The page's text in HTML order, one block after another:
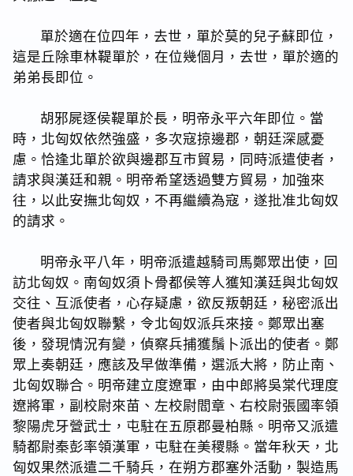
單於適在位四年，去世，單於莫的兒子蘇即位，
這是丘除車林鞮單於，在位幾個月，去世，單於適的
弟弟長即位。
胡邪屍逐侯鞮單於長，明帝永平六年即位。當
時，北匈奴依然強盛，多次寇掠邊郡，朝廷深感憂
慮。恰逢北單於欲與邊郡互市貿易，同時派遣使者，
請求與漢廷和親。明帝希望透過雙方貿易，加強來
往，以此安撫北匈奴，不再繼續為寇，遂批准北匈奴
的請求。
明帝永平八年，明帝派遣越騎司馬鄭眾出使，回
訪北匈奴。南匈奴須卜骨都侯等人獲知漢廷與北匈奴
交往、互派使者，心存疑慮，欲反叛朝廷，秘密派出
使者與北匈奴聯繫，令北匈奴派兵來接。鄭眾出塞
後，發現情況有變，偵察兵捕獲鬚卜派出的使者。鄭
眾上奏朝廷，應該及早做準備，選派大將，防止南、
北匈奴聯合。明帝建立度遼軍，由中郎將吳棠代理度
遼將軍，副校尉來苗、左校尉閻章、右校尉張國率領
黎陽虎牙營武士，屯駐在五原郡曼柏縣。明帝又派遣
騎都尉秦彭率領漢軍，屯駐在美稷縣。當年秋天，北
匈奴果然派遣二千騎兵，在朔方郡塞外活動，製造馬